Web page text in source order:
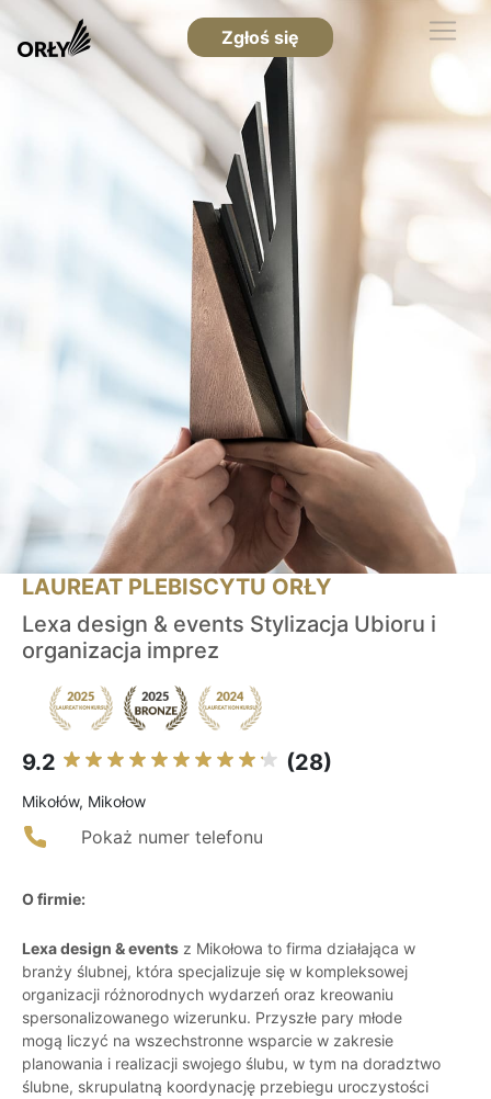
Zgłoś się
LAUREAT PLEBISCYTU ORŁY
Lexa design & events Stylizacja Ubioru i
organizacja imprez
9.2 (28)
Mikołów, Mikołow
Pokaż numer telefonu
O firmie:
Lexa design & events z Mikołowa to firma działająca w
branży ślubnej, która specjalizuje się w kompleksowej
organizacji różnorodnych wydarzeń oraz kreowaniu
spersonalizowanego wizerunku. Przyszłe pary młode
mogą liczyć na wszechstronne wsparcie w zakresie
planowania i realizacji swojego ślubu, w tym na doradztwo
ślubne, skrupulatną koordynację przebiegu uroczystości